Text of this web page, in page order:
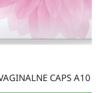
CAPS A10